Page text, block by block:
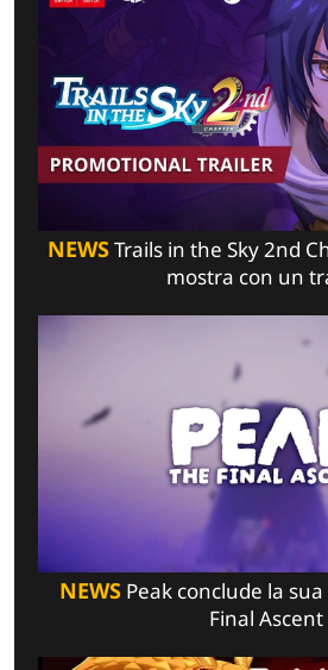
NEWSTrails in the Sky 2nd
mostra con un
NEWSPeak conclude la sua
Final Ascent